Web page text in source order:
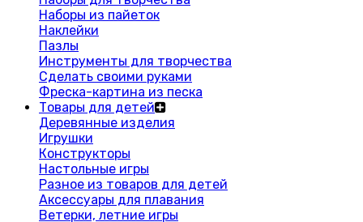
Наборы из пайеток
Наклейки
Пазлы
Инструменты для творчества
Сделать своими руками
Фреска-картина из песка
Товары для детей
Деревянные изделия
Игрушки
Конструкторы
Настольные игры
Разное из товаров для детей
Аксессуары для плавания
Ветерки, летние игры